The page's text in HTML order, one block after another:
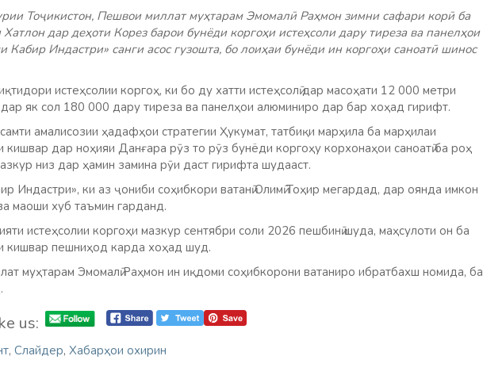
Тоҷикистон, Пешвои миллат муҳтарам Эмомалӣ Раҳмон зимни сафари корӣ ба
дар деҳоти Корез барои бунёди коргоҳи истеҳсоли дару тиреза ва панелҳои
Индастри» санги асос гузошта, бо лоиҳаи бунёди ин коргоҳи саноатӣ шинос
истеҳсолии коргоҳ, ки бо ду хатти истеҳсолӣ дар масоҳати 12 000 метри
як сол 180 000 дару тиреза ва панелҳои алюминиро дар бар хоҳад гирифт.
амалисозии ҳадафҳои стратегии Ҳукумат, татбиқи марҳила ба марҳилаи
кишвар дар ноҳияи Данғара рӯз то рӯз бунёди коргоҳу корхонаҳои саноатӣ ба роҳ
низ дар ҳамин замина рӯи даст гирифта шудааст.
Индастри», ки аз ҷониби соҳибкори ватанӣ Олимӣ Тоҳир мегардад, дар оянда имкон
маоши хуб таъмин гарданд.
истеҳсолии коргоҳи мазкур сентябри соли 2026 пешбинӣ шуда, маҳсулоти он ба
кишвар пешниҳод карда хоҳад шуд.
муҳтарам Эмомалӣ Раҳмон ин иқдоми соҳибкорони ватаниро ибратбахш номида, ба
us:
, Слайдер, Хабарҳои охирин